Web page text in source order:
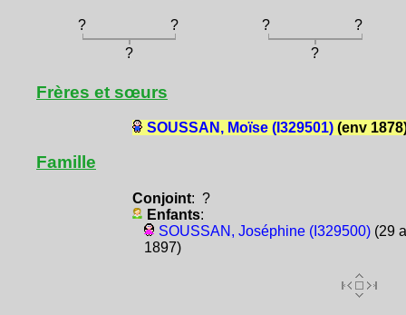
? ? ?
?
?
?
Frères et sœurs
SOUSSAN, Moïse (I329501)(env
Famille
Conjoint: ?
Enfants:
SOUSSAN, Joséphine (I329500)(29
1897)